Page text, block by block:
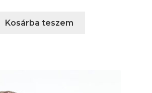
Kosárba teszem